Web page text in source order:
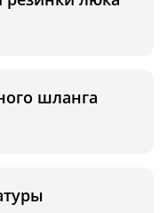
шланга